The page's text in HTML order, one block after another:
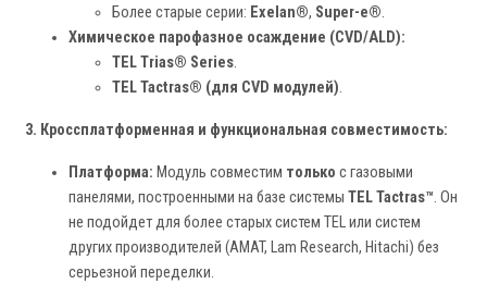
Более старые серии: Exelan®, Super-e®.
Химическое парофазное осаждение (CVD/ALD):
TEL Trias® Series.
TEL Tactras® (для CVD модулей).
3. Кроссплатформенная и функциональная совместимость:
Платформа: Модуль совместим только с газовыми
панелями, построенными на базе системы TEL Tactras™. Он
не подойдет для более старых систем TEL или систем
других производителей (AMAT, Lam Research, Hitachi) без
серьезной переделки.